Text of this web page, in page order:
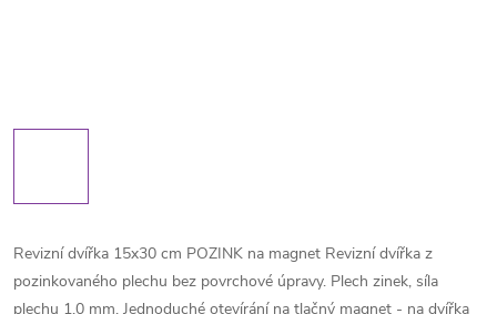
Revizní dvířka 15x30 cm POZINK na magnet Revizní dvířka z
pozinkovaného plechu bez povrchové úpravy. Plech zinek, síla
plechu 1,0 mm. Jednoduché otevírání na tlačný magnet - na dvířka